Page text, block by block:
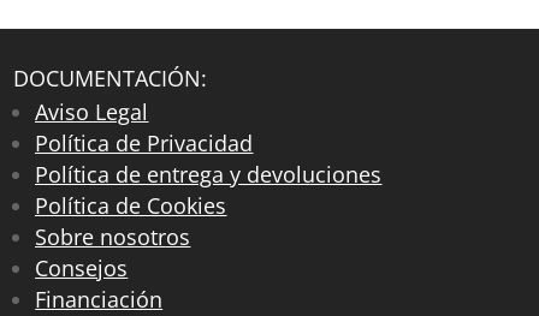
DOCUMENTACIÓN:
Aviso Legal
Política de Privacidad
Política de entrega y devoluciones
Política de Cookies
Sobre nosotros
Consejos
Financiación